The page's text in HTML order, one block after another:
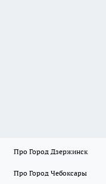
Про Город Дзержинск
Про Город Чебоксары